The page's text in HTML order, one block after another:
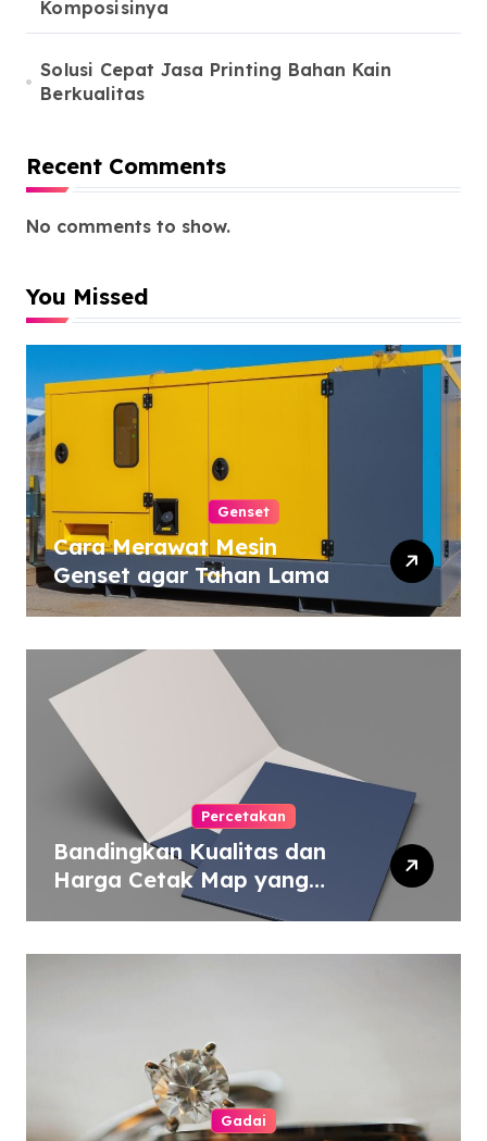
Komposisinya
Solusi Cepat Jasa Printing Bahan Kain
Berkualitas
Recent Comments
No comments to show.
You Missed
Genset
Cara Merawat Mesin
Genset agar Tahan Lama
Percetakan
Bandingkan Kualitas dan
Harga Cetak Map yang
Murah atau Mahal
Gadai